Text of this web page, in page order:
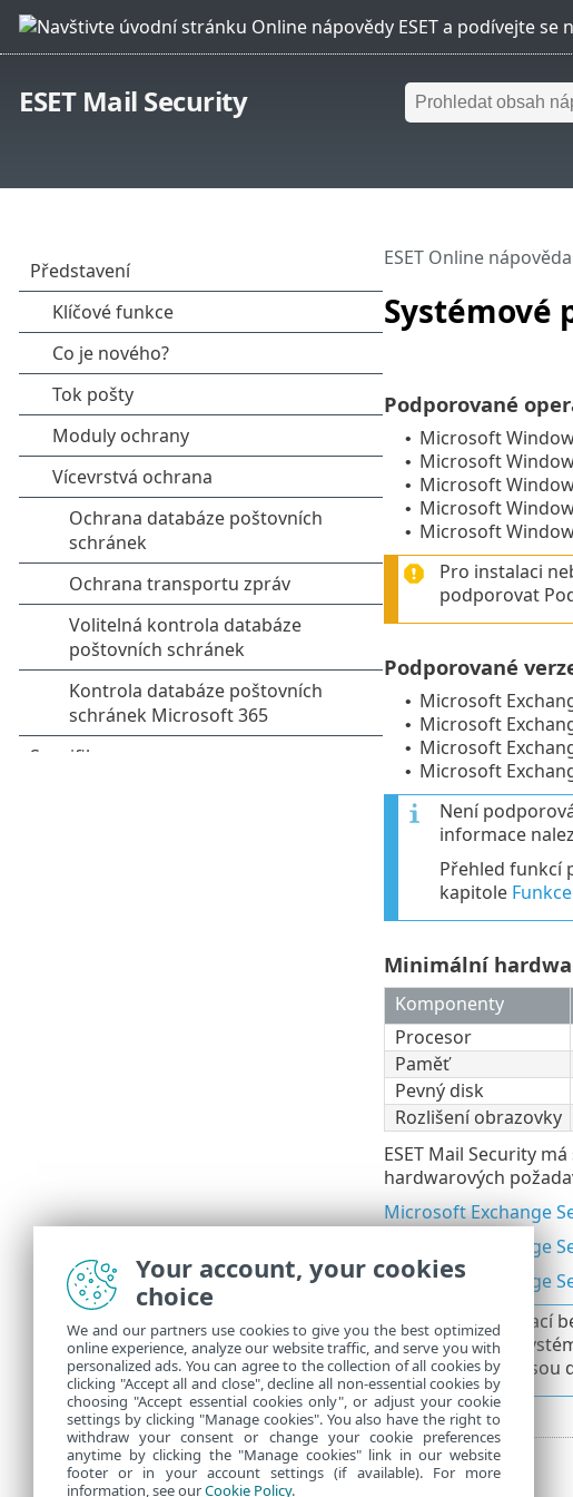
ESET Mail Security
Systémové
ESET Online nápověda
Podporované
• Microsoft
• Microsoft
• Microsoft
• Microsoft
• Microsoft
Pro instalaci
podporovat
Podporované
• Microsoft
• Microsoft
• Microsoft
• Microsoft
Není
informace
Přehled funkcí
kapitole
Minimální
Komponenty
Procesor
Paměť
Pevný disk
Rozlišení obrazovky
ESET Mail Security
hardwarových
Microsoft Exchange
Microsoft Exchange
Microsoft Exchange
Před instalací
operační
chvíli, kdy jsou
Your account, your cookies
choice
We and our partners use cookies to give you the best optimized
online experience, analyze our website traffic, and serve you with
personalized ads. You can agree to the collection of all cookies by
clicking "Accept all and close", decline all non-essential cookies by
choosing "Accept essential cookies only", or adjust your cookie
settings by clicking "Manage cookies". You also have the right to
withdraw your consent or change your cookie preferences
anytime by clicking the "Manage cookies" link in our website
footer or in your account settings (if available). For more
information, see ourCookie Policy.